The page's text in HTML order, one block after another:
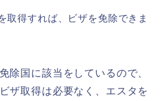
取得すれば、ビザを免除できま
除国に該当をしているので、
ザ取得は必要なく、エスタを